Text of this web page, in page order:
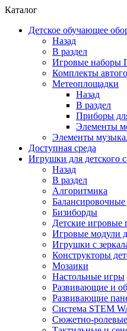
Каталог
Детское обучающее
Назад
В раздел
Игровые наборы
Комплекты
Метеоплощадки
Назад
В раздел
Приборы
Элементы
Элементы
Доступная среда
Игрушки для детского
Назад
В раздел
Алгоритмика
Бизиборды
Детские игровые
Игровые модули
Игрушки с
Конструкторы
Мозаики
Настольные игры
Развивающие и
Развивающие
Система STEM
Сюжетно-